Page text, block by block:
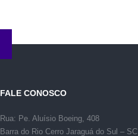
FALE CONOSCO
Rua: Pe. Aluísio Boeing, 408
Barra do Rio Cerro Jaraguá do Sul – SC